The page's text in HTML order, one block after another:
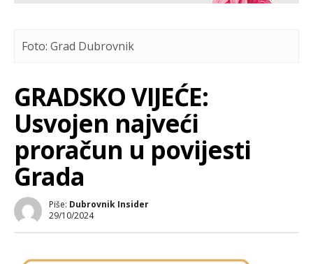
Foto: Grad Dubrovnik
GRADSKO VIJEĆE:
Usvojen najveći
proračun u povijesti
Grada
Piše: Dubrovnik Insider
29/10/2024